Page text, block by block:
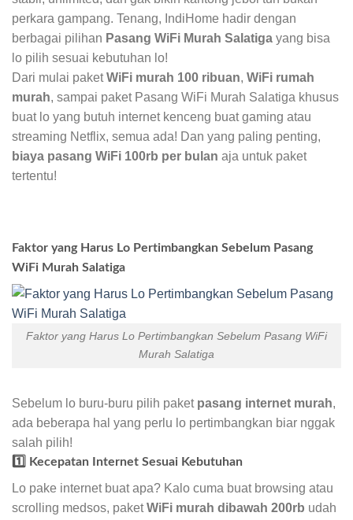
perkara gampang. Tenang, IndiHome hadir dengan
berbagai pilihan Pasang WiFi Murah Salatiga yang bisa
lo pilih sesuai kebutuhan lo!
Dari mulai paketWiFi murah 100 ribuan, WiFi rumah
murah, sampai paket Pasang WiFi Murah Salatiga khusus
buat lo yang butuh internet kenceng buat gaming atau
streaming Netflix, semua ada! Dan yang paling penting,
biaya pasang WiFi 100rb per bulan aja untuk paket
tertentu!
Faktor yang Harus Lo Pertimbangkan Sebelum Pasang
WiFi Murah Salatiga
Faktor yang Harus Lo Pertimbangkan Sebelum Pasang WiFi
Murah Salatiga
Sebelum lo buru-buru pilih paket pasang internet murah,
ada beberapa hal yang perlu lo pertimbangkan biar nggak
salah pilih!
1️⃣ Kecepatan Internet Sesuai Kebutuhan
Lo pake internet buat apa? Kalo cuma buat browsing atau
scrolling medsos, paketWiFi murah dibawah 200rb udah